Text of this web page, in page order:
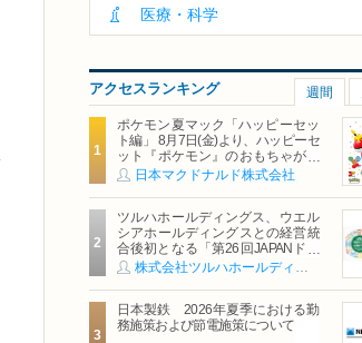
医療・科学
アクセスランキング 週間
ポケモン夏マック「ハッピーセッ
ト編」 8月7日(金)より、ハッピーセ
ット『ポケモン』のおもちゃが期
間限定登場
日本マクドナルド株式会社
ツルハホールディングス、ウエル
シアホールディングスとの経営統
合後初となる「第26回JAPANドラ
ッグストアショー」に出展
株式会社ツルハホールディングス
日本製鉄 2026年夏季における勤
務施策および節電施策について